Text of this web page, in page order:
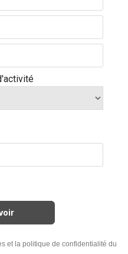
et la politique de confidentialité du